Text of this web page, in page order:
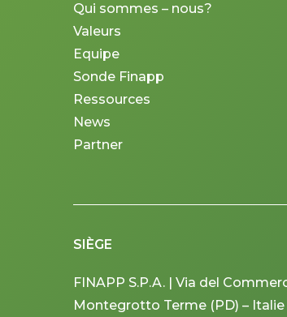
Qui sommes – nous?
Valeurs
Equipe
Sonde Finapp
Ressources
News
Partner
SIÈGE
FINAPP S.P.A. | Via del
Montegrotto Terme (PD) – Italie